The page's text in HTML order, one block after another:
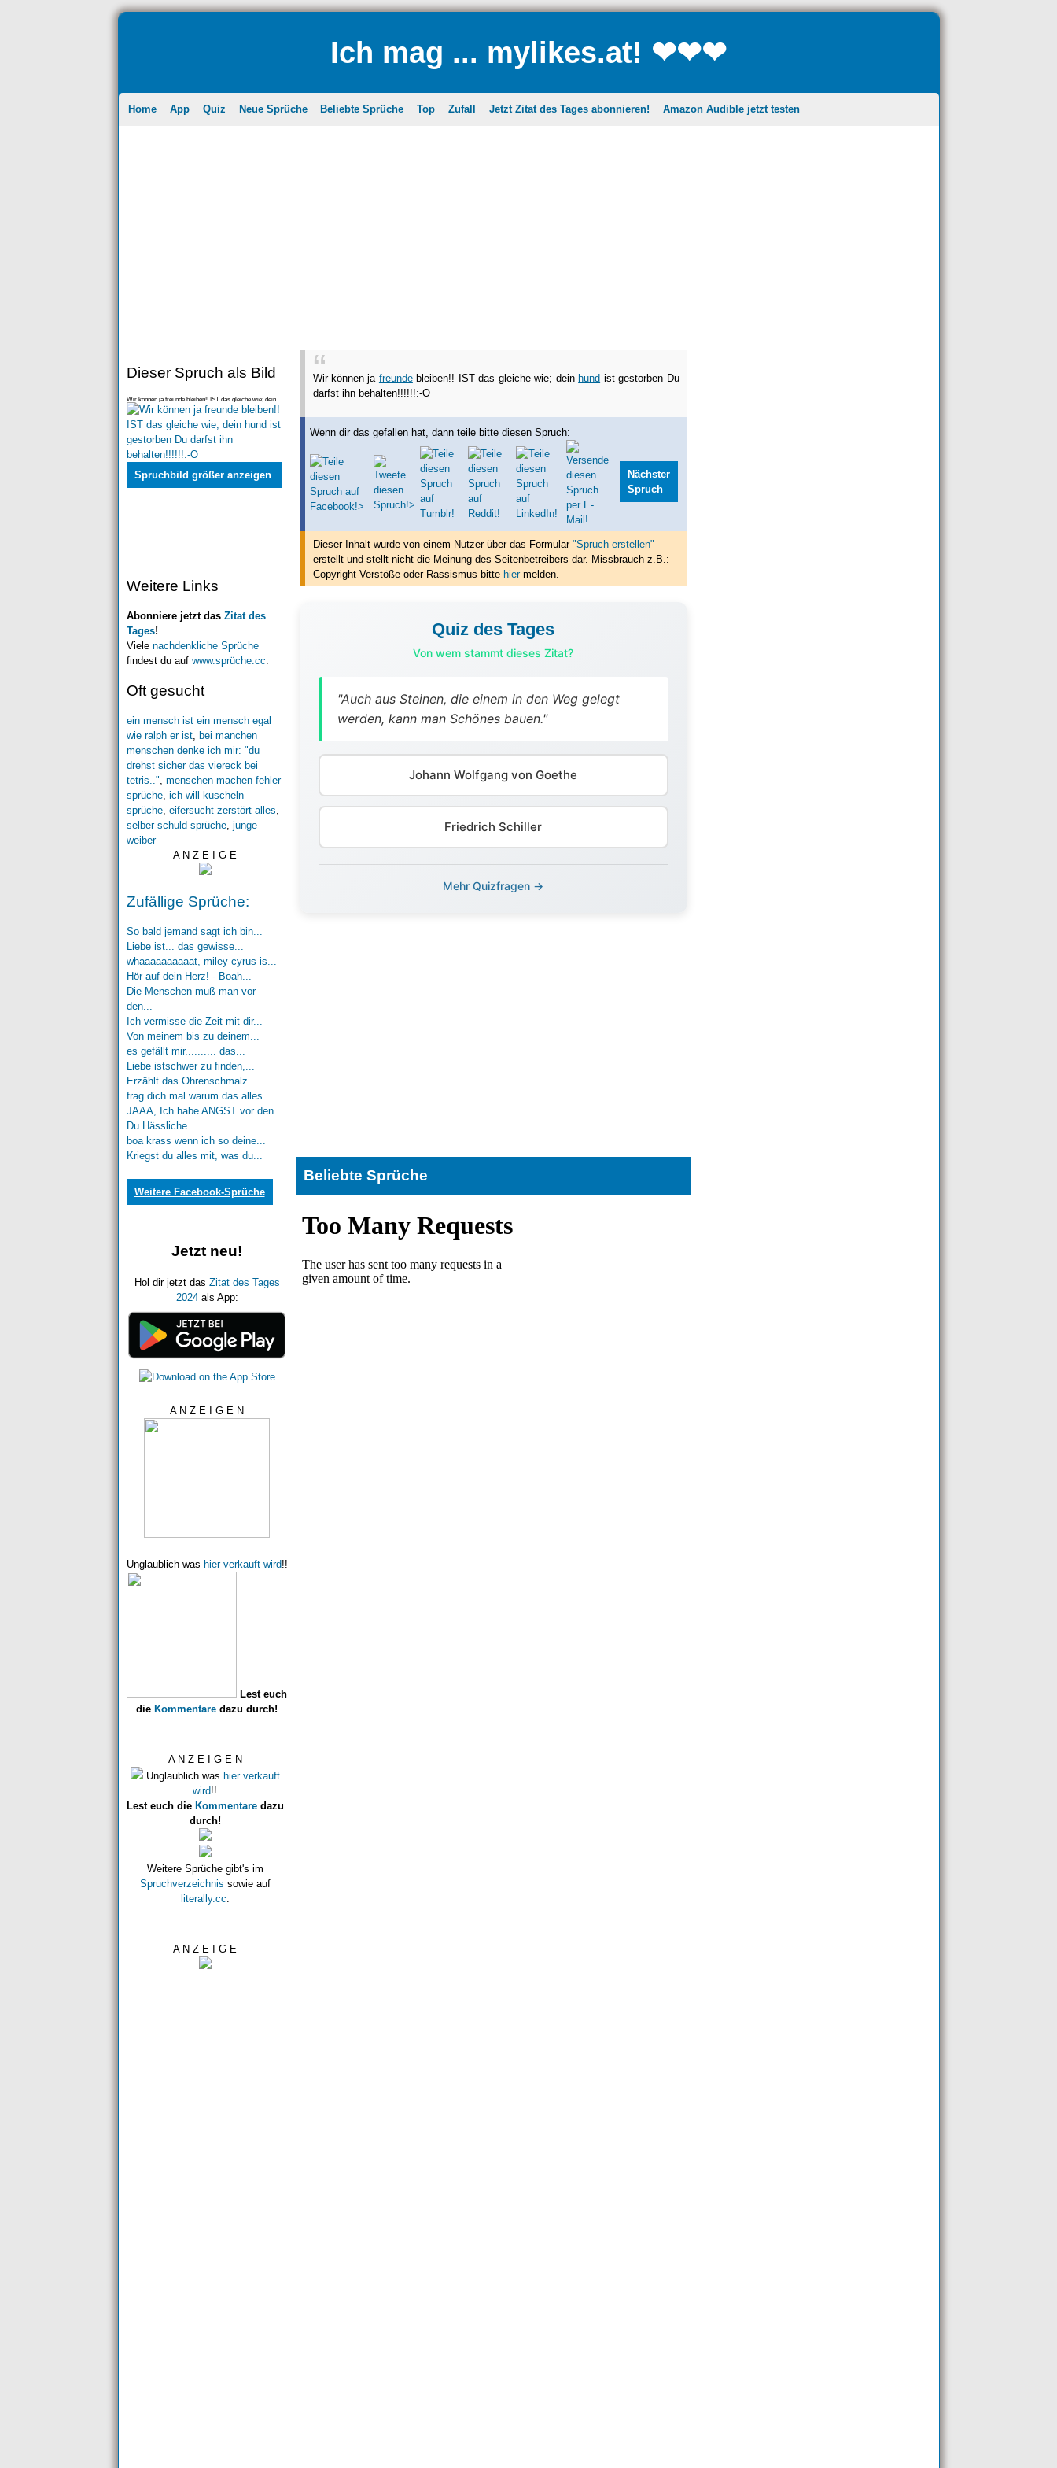
Ich mag ... mylikes.at! ❤❤❤
Home App Quiz Neue Sprüche Beliebte Sprüche Top Zufall Jetzt Zitat des Tages abonnieren! Amazon Audible jetzt testen
Dieser Spruch als Bild
Wir können ja freunde bleiben!! IST das gleiche wie; dein
hund ist gestorben Du darfst ihn behalten
Spruchbild größer anzeigen
Weitere Links
Abonniere jetzt das Zitat des
Tages!
Viele nachdenkliche Sprüche
findest du auf www.sprüche.cc
Oft gesucht
ein mensch ist ein mensch egal
wie ralph er ist, bei manchen
menschen denke ich mir: "du
drehst sicher das viereck bei
tetris..", menschen machen fehler
sprüche, ich will kuscheln
sprüche, eifersucht zerstört alles,
selber schuld sprüche, junge
weiber
A N Z E I G E
Zufällige Sprüche:
So bald jemand sagt ich bin...
Liebe ist... das gewisse...
whaaaaaaaaaat, miley cyrus is...
Hör auf dein Herz! - Boah...
Die Menschen muß man vor
den...
Ich vermisse die Zeit mit dir...
Von meinem bis zu deinem...
es gefällt mir.......... das...
Liebe istschwer zu finden,...
Erzählt das Ohrenschmalz...
frag dich mal warum das alles...
JAAA, Ich habe ANGST vor den...
Du Hässliche
boa krass wenn ich so deine...
Kriegst du alles mit, was du...
Weitere Facebook-Sprüche
Jetzt neu!
Hol dir jetzt das Zitat des Tages
2024als App:
A N Z E I G E N
Unglaublich was hier verkauft wird!!
Lest euch
die Kommentare dazu durch!
A N Z E I G E N
Unglaublich was hier verkauft
wird!!
Lest euch die Kommentaredazu
durch!
Weitere Sprüche gibt's im
Spruchverzeichnis sowie auf
literally.cc
A N Z E I G E
Wir können ja freundebleiben!! IST das gleiche wie; dein hund ist gestorben Du
darfst ihn behalten!!!!!!:-O
Wenn dir das gefallen hat, dann teile bitte diesen Spruch:
Nächster
Spruch
Dieser Inhalt wurde von einem Nutzer über das Formular "Spruch erstellen"
erstelltund stellt nicht die Meinung des Seitenbetreibers dar. Missbrauch z.B.:
Copyright-Verstöße oder Rassismus bitte hiermelden.
Quiz des Tages
Von wem stammt dieses Zitat?
"Auch aus Steinen, die einem in den Weg gelegt
werden, kann man Schönes bauen."
Johann Wolfgang von Goethe
Friedrich Schiller
Mehr Quizfragen →
Beliebte Sprüche